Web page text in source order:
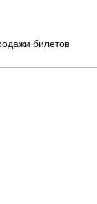
билетов